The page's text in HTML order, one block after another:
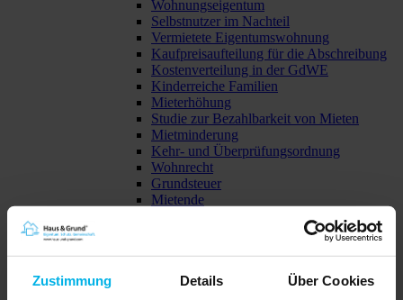
Zustimmung Details Über Cookies
Wohnungseigentum
Selbstnutzer im Nachteil
Vermietete Eigentumswohnung
Kaufpreisaufteilung für die Abschreibung
Kostenverteilung in der GdWE
Kinderreiche Familien
Mieterhöhung
Studie zur Bezahlbarkeit von Mieten
Mietminderung
Kehr- und Überprüfungsordnung
Wohnrecht
Grundsteuer
Mietende
Grundsteuer